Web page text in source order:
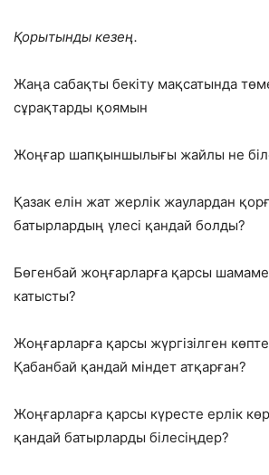
Қорытынды кезең.
Жаңа сабақты бекіту мақсатында
сұрақтарды қоямын
Жоңғар шапқыншылығы жайлы не
Қазак елін жат жерлік жаулардан
батырлардың үлесі қандай болды?
Бөгенбай жоңғарларға қарсы
катысты?
Жоңғарларға қарсы жүргізілген
Қабанбай қандай міндет атқарған?
Жоңғарларға қарсы күресте ерлік
қандай батырларды білесіңдер?